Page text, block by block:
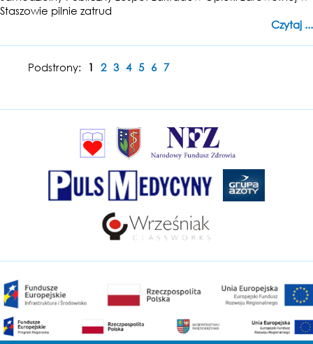
Staszowie pilnie zatrud
Czytaj ...
Podstrony: 1 2 3 4 5 6 7